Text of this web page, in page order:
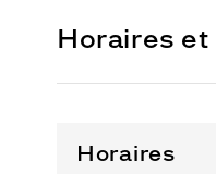
Horaires
Horaires
Jour de
Horaires
Jour de
Horaires